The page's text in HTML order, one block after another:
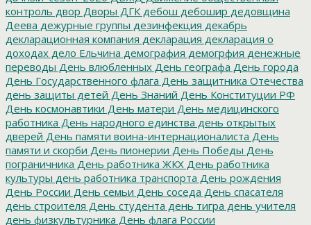
контроль двор Дворы ДГК дебош дебошир дедовщина
Деева дежурные группы дезинфекция декабрь
декларационная компания декларация декларация о
доходах дело Ельчина демография демогрфия денежные
переводы День влюбленных День географа День города
День Государственного флага День защитника Отечества
день защиты детей День Знаний День Конституции РФ
День космонавтики День матери День медицинского
работника День народного единства день открытых
дверей День памяти воина-интернационалиста День
памяти и скорби День пионерии День Победы День
пограничника День работника ЖКХ День работника
культуры день работника транспорта День рождения
День России День семьи День соседа День спасателя
день строителя День студента день тигра день учителя
день физкультурника День флага России